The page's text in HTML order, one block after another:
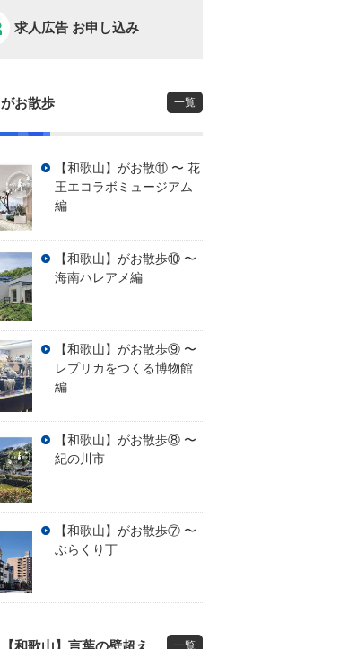
求人広告 お申し込み
がお散歩 一覧
【和歌山】がお散⑪ 〜 花
王エコラボミュージアム
編
【和歌山】がお散歩⑩ 〜
海南ハレアメ編
【和歌山】がお散歩⑨ 〜
レプリカをつくる博物館
編
【和歌山】がお散歩⑧ 〜
紀の川市
【和歌山】がお散歩⑦ 〜
ぶらくり丁
一覧